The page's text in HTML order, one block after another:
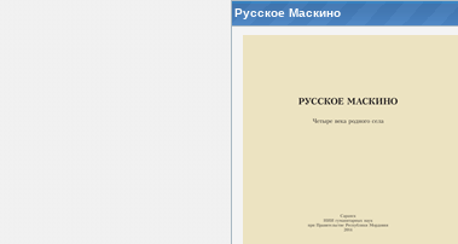
Русское Маскино